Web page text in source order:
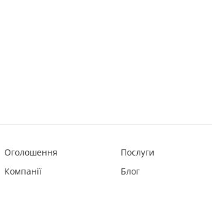
Оголошення
Компанії
Послуги
Блог